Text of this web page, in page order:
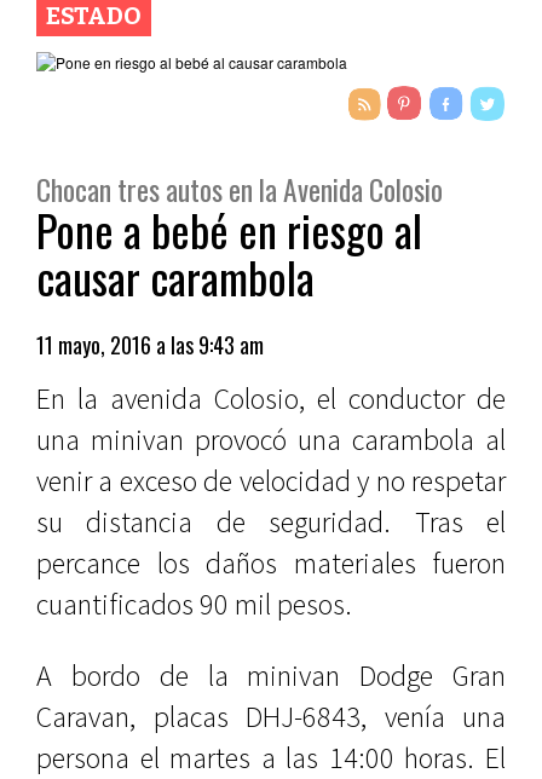
ESTADO
Chocan tres autos en la Avenida Colosio
Pone a bebé en riesgo al
causar carambola
11 mayo, 2016 a las 9:43 am
En la avenida Colosio, el conductor de
una minivan provocó una carambola al
venir a exceso de velocidad y no respetar
su distancia de seguridad. Tras el
percance los daños materiales fueron
cuantificados 90 mil pesos.
A bordo de la minivan Dodge Gran
Caravan, placas DHJ-6843, venía una
persona el martes a las 14:00 horas. El